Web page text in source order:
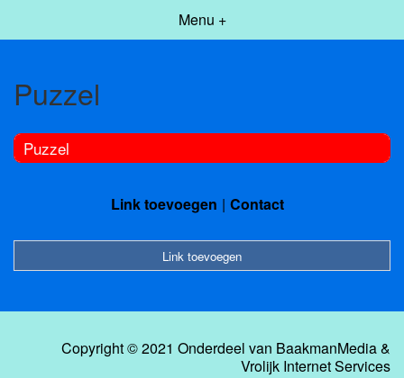
Menu +
Puzzel
Puzzel
Link toevoegen Contact
Link toevoegen
Copyright © 2021 Onderdeel van BaakmanMedia&
Vrolijk Internet Services